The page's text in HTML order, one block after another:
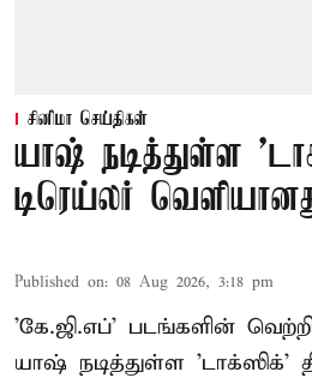
சினிமா செய்திகள்
யாஷ் நடித்துள்ள
டிரெய்லர்
Published on: 08 Aug 2026, 3:18 pm
'கே.ஜி.எப்' படங்களின்
யாஷ் நடித்துள்ள 'டாக்ஸிக்'